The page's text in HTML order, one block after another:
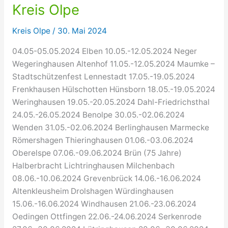
Kreis Olpe
Kreis Olpe/ 30. Mai 2024
04.05-05.05.2024 Elben 10.05.-12.05.2024 Neger
Wegeringhausen Altenhof 11.05.-12.05.2024 Maumke –
Stadtschützenfest Lennestadt 17.05.-19.05.2024
Frenkhausen Hülschotten Hünsborn 18.05.-19.05.2024
Weringhausen 19.05.-20.05.2024 Dahl-Friedrichsthal
24.05.-26.05.2024 Benolpe 30.05.-02.06.2024
Wenden 31.05.-02.06.2024 Berlinghausen Marmecke
Römershagen Thieringhausen 01.06.-03.06.2024
Oberelspe 07.06.-09.06.2024 Brün (75 Jahre)
Halberbracht Lichtringhausen Milchenbach
08.06.-10.06.2024 Grevenbrück 14.06.-16.06.2024
Altenkleusheim Drolshagen Würdinghausen
15.06.-16.06.2024 Windhausen 21.06.-23.06.2024
Oedingen Ottfingen 22.06.-24.06.2024 Serkenrode